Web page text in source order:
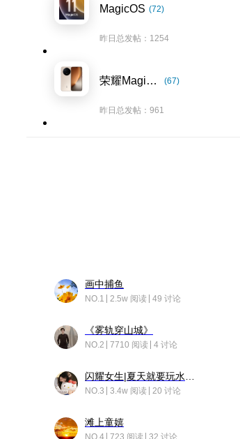
MagicOS (72)
昨日总发帖：1254
荣耀Magic8系列 (67)
昨日总发帖：961
画中捕鱼
NO.1 2.5w 阅读 49 讨论
《雾轨穿山城》
NO.2 7710 阅读 4 讨论
NO.3 3.4w 阅读 20 讨论
滩上童嬉
NO.4 723 阅读 32 讨论